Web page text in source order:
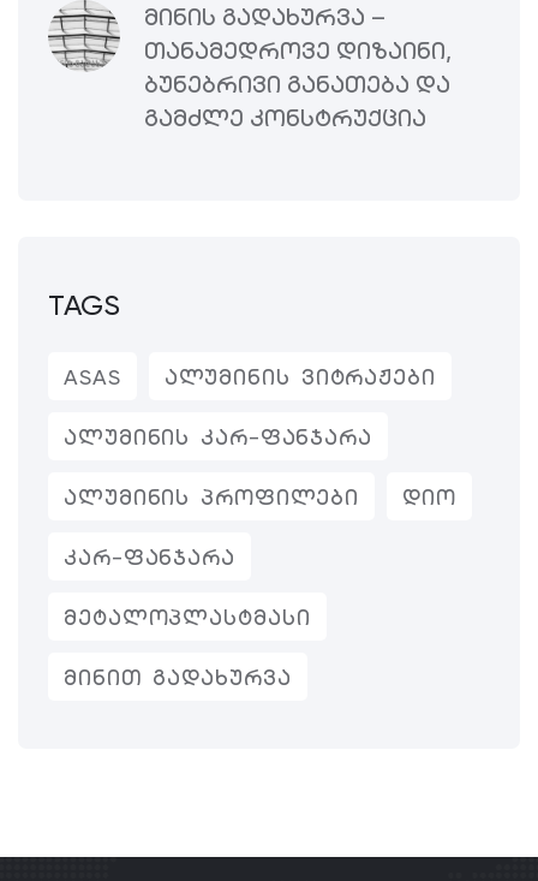
ᲛᲘᲜᲘᲡ ᲒᲐᲓᲐᲮᲣᲠᲕᲐ –
ᲗᲐᲜᲐᲛᲔᲓᲠᲝᲕᲔ ᲓᲘᲖᲐᲘᲜᲘ,
ᲑᲣᲜᲔᲑᲠᲘᲕᲘ ᲒᲐᲜᲐᲗᲔᲑᲐ ᲓᲐ
ᲒᲐᲛᲫᲚᲔ ᲙᲝᲜᲡᲢᲠᲣᲥᲪᲘᲐ
TAGS
ASAS ᲐᲚᲣᲛᲘᲜᲘᲡ ᲕᲘᲢᲠᲐᲟᲔᲑᲘ
ᲐᲚᲣᲛᲘᲜᲘᲡ ᲙᲐᲠ-ᲤᲐᲜᲯᲐᲠᲐ
ᲐᲚᲣᲛᲘᲜᲘᲡ ᲞᲠᲝᲤᲘᲚᲔᲑᲘ ᲓᲘᲝ
ᲙᲐᲠ-ᲤᲐᲜᲯᲐᲠᲐ
ᲛᲔᲢᲐᲚᲝᲞᲚᲐᲡᲢᲛᲐᲡᲘ
ᲛᲘᲜᲘᲗ ᲒᲐᲓᲐᲮᲣᲠᲕᲐ